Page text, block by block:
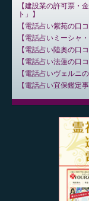
建設業の許可票・
ト」
電話占い紫苑の口
電話占いミーシャ
電話占い陸奥の口
電話占い法蓮の口
電話占いヴェルニ
電話占い宜保鑑定